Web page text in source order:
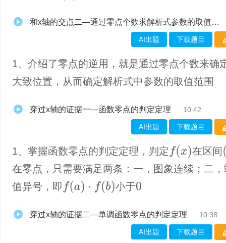
和x轴的交点二—通过零点个数求解析式参数的取值范围
AI出题 下载题目
1、介绍了零点的逆用，就是通过零点个数来确
大致位置，从而确定解析式中参数的取值范围
穿过x轴的证据一—函数零点的判定定理 10:42
AI出题 下载题目
1、掌握函数零点的判定定理，判定 (x) 在区间 (
在零点，只需要满足两条：一，图象连续；二
值异号，即 (a)·f(b 小于0
穿过x轴的证据二—单调函数零点的判定定理 10:38
AI出题 下载题目